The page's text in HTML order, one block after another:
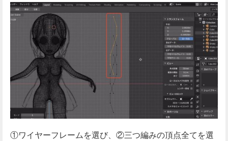
①ワイヤーフレームを選び、②三つ編みの頂点全てを選